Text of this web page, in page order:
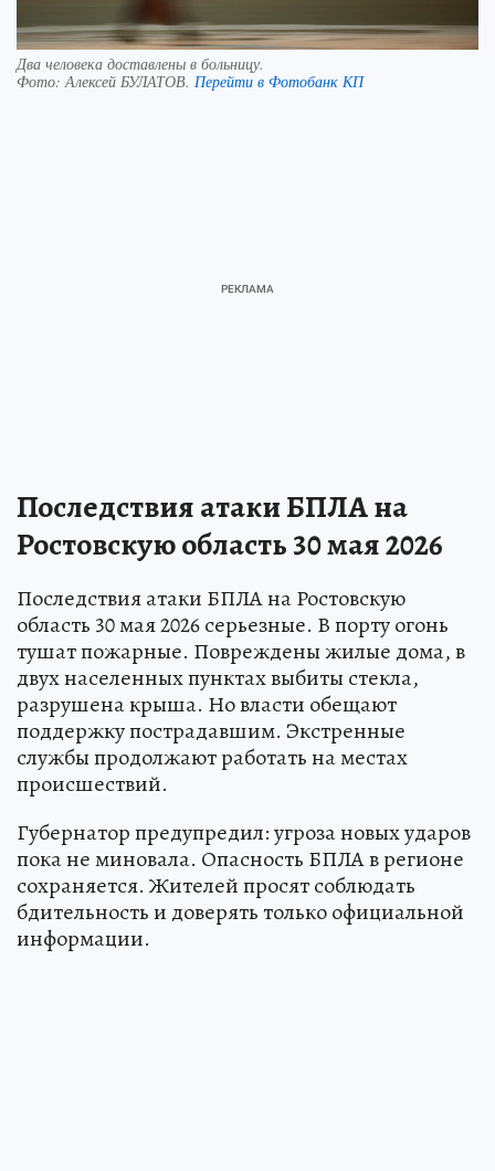
Два человека доставлены в больницу.
Фото:Алексей БУЛАТОВ. Перейти в Фотобанк КП
Последствия атаки БПЛА на
Ростовскую область 30 мая 2026
Последствия атаки БПЛА на Ростовскую
область 30 мая 2026 серьезные. В порту огонь
тушат пожарные. Повреждены жилые дома, в
двух населенных пунктах выбиты стекла,
разрушена крыша. Но власти обещают
поддержку пострадавшим. Экстренные
службы продолжают работать на местах
происшествий.
Губернатор предупредил: угроза новых ударов
пока не миновала. Опасность БПЛА в регионе
сохраняется. Жителей просят соблюдать
бдительность и доверять только официальной
информации.